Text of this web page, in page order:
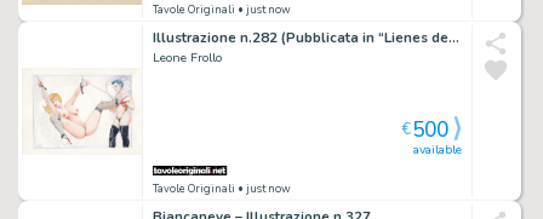
Tavole Originali • just now
Illustrazione n.282 (Pubblicata in “Lienes de Femmes”, Bagheera Editions)
Leone Frollo
Tavole Originali • just now
available
€500